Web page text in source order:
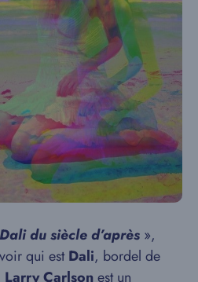
Dali du siècle d’après »,
qui estDali, bordel de
Larry Carlsonest un